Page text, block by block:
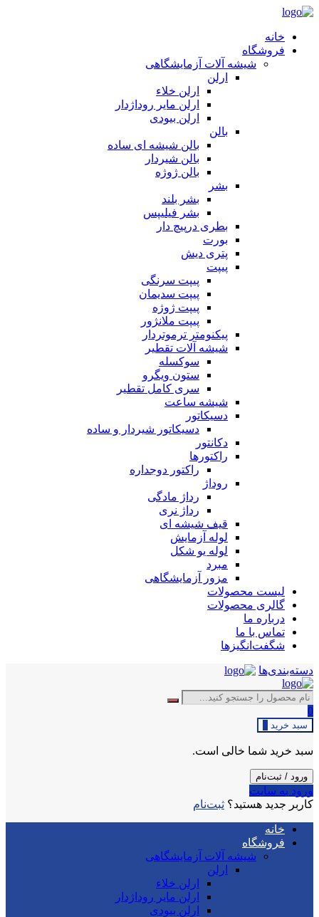
خانه
فروشگاه
شیشه آلات آزمایشگاهی
ارلن
ارلن خلاء
ارلن مایر روداژدار
ارلن بیودی
بالن
بالن شیشه ای ساده
بالن شیردار
بالن ژوژه
بشر
بشر بلند
بشر فیلیپس
بطری درپیچ دار
بورت
پتری دیش
پیپت
پیپت سرنگی
پیپت سدیمان
پیپت ژوژه
پیپت ملانژور
پیکنومتر ترموتردار
شیشه آلات تقطیر
سوکسله
ستون ویگرو
سری کامل تقطیر
شیشه ساعت
دسیکاتور
دسیکاتور شیردار و ساده
دکانتور
راکتورها
راکتور دوجداره
روداژ
رداژ مادگی
رداژ نری
قیف شیشه ای
لوله آزمایش
لوله یو شکل
مبرد
مزور آزمایشگاهی
لیست محصولات
گالری محصولات
درباره ما
تماس با ما
شگفت‌انگیزها
دسته‌بندی‌ها
0
سبد خرید
سبد خرید شما خالی است.
ورود / ثبت‌نام
ورود به سایت
کاربر جدید هستید؟ ثبت‌نام
خانه
فروشگاه
شیشه آلات آزمایشگاهی
ارلن
ارلن خلاء
ارلن مایر روداژدار
ارلن بیودی